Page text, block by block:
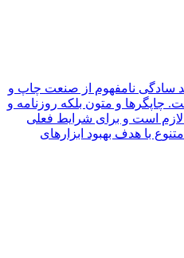
سادگی نامفهوم از صنعت چاپ و
چاپگرها و متون بلکه روزنامه و
است و برای شرایط فعلی
با هدف بهبود ابزارهای